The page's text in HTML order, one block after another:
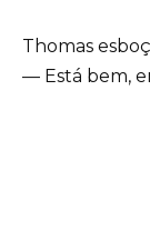
Thomas
— Está bem,